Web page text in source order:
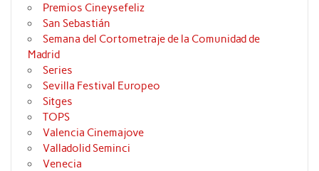
Premios Cineysefeliz
San Sebastián
Semana del Cortometraje de la Comunidad de
Madrid
Series
Sevilla Festival Europeo
Sitges
TOPS
Valencia Cinemajove
Valladolid Seminci
Venecia